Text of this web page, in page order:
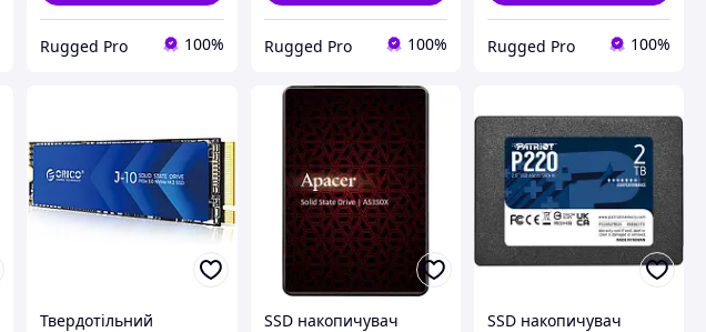
Rugged Pro 100% Rugged Pro 100% Rugged Pro 100%
Твердотільний
SSD накопичувач
SSD накопичувач